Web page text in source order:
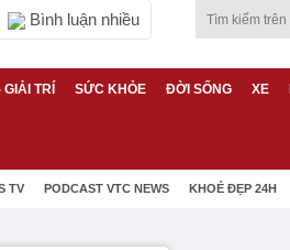
Bình luận nhiều
TRÍ SỨC KHỎE ĐỜI SỐNG XE
TV PODCAST VTC NEWS KHOẺ ĐẸP 24H